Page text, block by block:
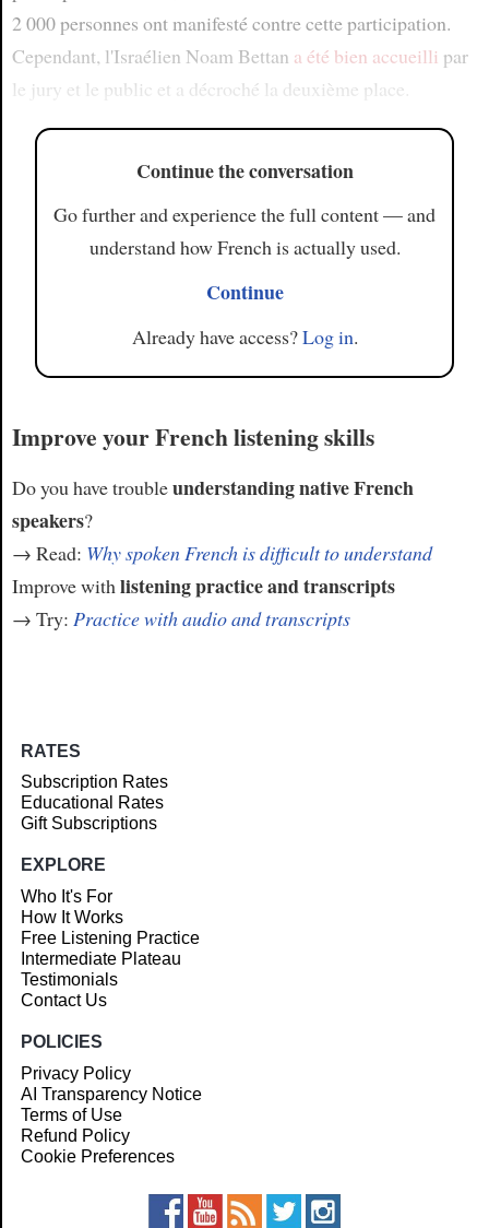
2 000 personnes ont manifesté contre cette participation.
Cependant, l'Israélien Noam Bettan a été bien accueilli par
le jury et le public et a décroché la deuxième place.
Continue the conversation
Go further and experience the full content — and
understand how French is actually used.
Continue
Already have access?Log in.
Improve your French listening skills
Do you have troubleunderstanding native French
speakers?
→ Read: Why spoken French is difficult to understand
Improve withlistening practice and transcripts
→ Try: Practice with audio and transcripts
RATES
Subscription Rates
Educational Rates
Gift Subscriptions
EXPLORE
Who It's For
How It Works
Free Listening Practice
Intermediate Plateau
Testimonials
Contact Us
POLICIES
Privacy Policy
AI Transparency Notice
Terms of Use
Refund Policy
Cookie Preferences